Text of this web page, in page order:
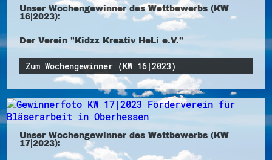
Unser Wochengewinner des Wettbewerbs (KW
16|2023):
Der Verein "Kidzz Kreativ HeLi e.V."
Zum Wochengewinner (KW 16|2023)
Unser Wochengewinner des Wettbewerbs (KW
17|2023):